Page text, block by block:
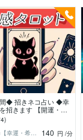
◆ 招きネコ占い ◆幸
招きます 【開運・恋
係・仕事】心が楽にな
感タロット
結希乃【幸運・希望を結ぶ招きネコ占い】
140 円 /分